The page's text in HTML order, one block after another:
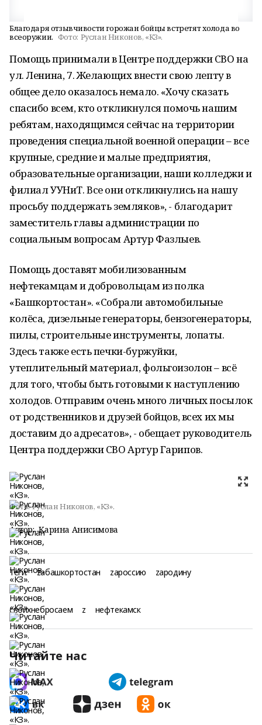
Благодаря отзывчивости горожан бойцы встретят холода во
всеоружии. Фото: Руслан Никонов, «КЗ».
Помощь принимали в Центре поддержки СВО на
ул. Ленина, 7. Желающих внести свою лепту в
общее дело оказалось немало. «Хочу сказать
спасибо всем, кто откликнулся помочь нашим
ребятам, находящимся сейчас на территории
проведения специальной военной операции – все
крупные, средние и малые предприятия,
образовательные организации, наши колледжи и
филиал УУНиТ. Все они откликнулись на нашу
просьбу поддержать земляков», - благодарит
заместитель главы администрации по
социальным вопросам Артур Фазлыев.
Помощь доставят мобилизованным
нефтекамцам и добровольцам из полка
«Башкортостан». «Собрали автомобильные
колёса, дизельные генераторы, бензогенераторы,
пилы, строительные инструменты, лопаты.
Здесь также есть печки-буржуйки,
утеплительный материал, фольгоизолон – всё
для того, чтобы быть готовыми к наступлению
холодов. Отправим очень много личных посылок
от родственников и друзей бойцов, всех их мы
доставим до адресатов», - обещает руководитель
Центра поддержки СВО Артур Гарипов.
Фото: Руслан Никонов, «КЗ».
Автор: Карина Анисимова
Теги: zабашкортостан zароссию zародину
своихнебросаем z нефтекамск
Читайте нас